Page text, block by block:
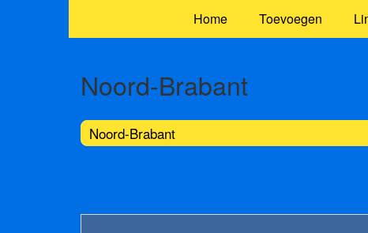
Home Toevoegen
Noord-Brabant
Noord-Brabant